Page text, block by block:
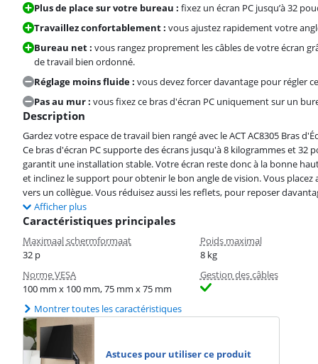
Plus de place sur votre bureau : fixez un écran PC jusqu’à 32
Travaillez confortablement : vous ajustez rapidement votre
Bureau net : vous rangez proprement les câbles de votre écran
de travail bien ordonné.
Réglage moins fluide : vous devez forcer davantage pour régler
Pas au mur : vous fixez ce bras d'écran PC uniquement sur un
Description
Gardez votre espace de travail bien rangé avec le ACT AC8305 Bras
Ce bras d'écran PC supporte des écrans jusqu'à 8 kilogrammes et 32
garantit une installation stable. Votre écran reste donc à la bonne
et inclinez le support pour obtenir le bon angle de vision. Vous
vers un collègue. Vous réduisez aussi les reflets, pour reposer
Afficher plus
Caractéristiques principales
Maximaal schermformaat
32 p
Poids maximal
8 kg
Norme VESA
100 mm x 100 mm, 75 mm x 75 mm
Gestion des câbles
Montrer toutes les caractéristiques
Astuces pour utiliser ce produit